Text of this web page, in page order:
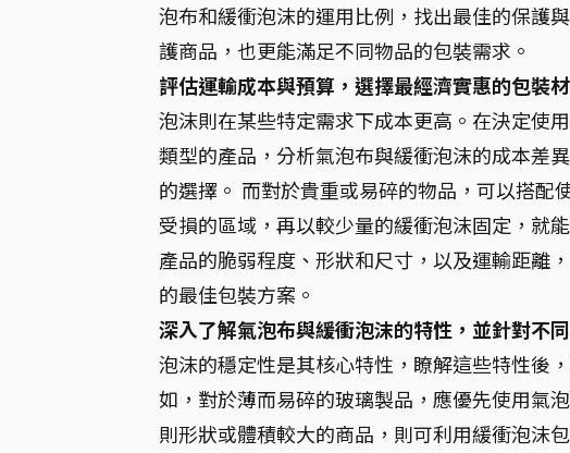
泡布和緩衝泡沫的運用比例，找出最佳的保護
護商品，也更能滿足不同物品的包裝需求。
評估運輸成本與預算，選擇最經濟實惠的包裝
泡沫則在某些特定需求下成本更高。在決定使
類型的產品，分析氣泡布與緩衝泡沫的成本差
的選擇。 而對於貴重或易碎的物品，可以搭
受損的區域，再以較少量的緩衝泡沫固定，就
產品的脆弱程度、形狀和尺寸，以及運輸距離
的最佳包裝方案。
深入了解氣泡布與緩衝泡沫的特性，並針對不
泡沫的穩定性是其核心特性，瞭解這些特性後
如，對於薄而易碎的玻璃製品，應優先使用氣
則形狀或體積較大的商品，則可利用緩衝泡沫